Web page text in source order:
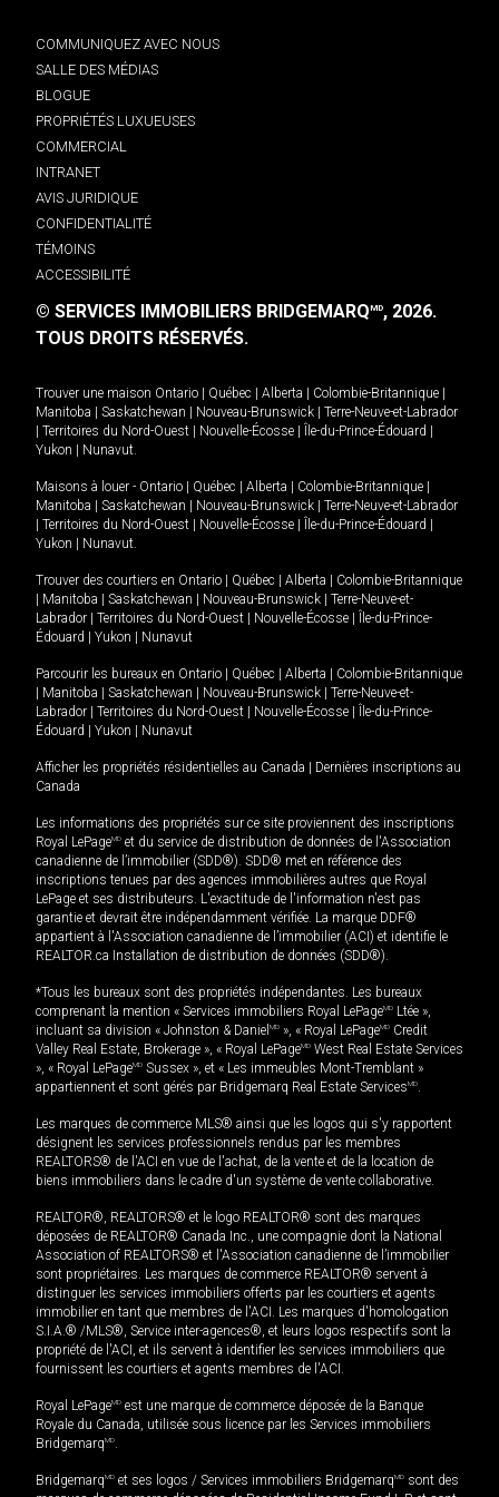
COMMUNIQUEZ AVEC NOUS
SALLE DES MÉDIAS
BLOGUE
PROPRIÉTÉS LUXUEUSES
COMMERCIAL
INTRANET
AVIS JURIDIQUE
CONFIDENTIALITÉ
TÉMOINS
ACCESSIBILITÉ
© SERVICES IMMOBILIERS BRIDGEMARQMD, 2026.
TOUS DROITS RÉSERVÉS.
Trouver une maison Ontario Québec Alberta Colombie-Britannique
Manitoba
Saskatchewan Nouveau-Brunswick
Terre-Neuve-et-Labrador
Territoires du Nord-Ouest Nouvelle-Écosse Île-du-Prince-Édouard
Yukon
Nunavut.
Maisons à louer - Ontario Québec Alberta Colombie-Britannique
Manitoba
Saskatchewan Nouveau-Brunswick
Terre-Neuve-et-Labrador
Territoires du Nord-Ouest Nouvelle-Écosse Île-du-Prince-Édouard
Yukon
Nunavut.
Trouver des courtiers en Ontario Québec Alberta
Colombie-Britannique
Manitoba Saskatchewan Nouveau-Brunswick
Terre-Neuve-et-
Labrador
Territoires du Nord-Ouest Nouvelle-Écosse
Île-du-Prince-
Édouard
Yukon Nunavut
Parcourir les bureaux en Ontario Québec Alberta
Colombie-Britannique
Manitoba Saskatchewan Nouveau-Brunswick
Terre-Neuve-et-
Labrador
Territoires du Nord-Ouest Nouvelle-Écosse
Île-du-Prince-
Édouard
Yukon Nunavut
Afficher les propriétés résidentielles au Canada
Dernières inscriptions au
Canada
Les informations des propriétés sur ce site proviennent des inscriptions
Royal LePageMD et du service de distribution de données de l'Association
canadienne de l’immobilier (SDD®). SDD® met en référence des
inscriptions tenues par des agences immobilières autres que Royal
LePage et ses distributeurs. L'exactitude de l'information n'est pas
garantie et devrait être indépendamment vérifiée. La marque DDF®
appartient à l'Association canadienne de l’immobilier (ACI) et identifie le
REALTOR.ca Installation de distribution de données (SDD®).
*Tous les bureaux sont des propriétés indépendantes. Les bureaux
comprenant la mention « Services immobiliers Royal LePageMD Ltée »,
incluant sa division « Johnston & Daniel MD », « Royal LePageMD Credit
Valley Real Estate, Brokerage », « Royal LePageMD West Real Estate Services
», « Royal LePageMD Sussex », et « Les immeubles Mont-Tremblant »
appartiennent et sont gérés par Bridgemarq Real Estate ServicesMD.
Les marques de commerce MLS® ainsi que les logos qui s'y rapportent
désignent les services professionnels rendus par les membres
REALTORS® de l'ACI en vue de l'achat, de la vente et de la location de
biens immobiliers dans le cadre d'un système de vente collaborative.
REALTOR®, REALTORS® et le logo REALTOR® sont des marques
déposées de REALTOR® Canada Inc., une compagnie dont la National
Association of REALTORS® et l'Association canadienne de l’immobilier
sont propriétaires. Les marques de commerce REALTOR® servent à
distinguer les services immobiliers offerts par les courtiers et agents
immobilier en tant que membres de l'ACI. Les marques d'homologation
S.I.A.® /MLS®, Service inter-agences®, et leurs logos respectifs sont la
propriété de l'ACI, et ils servent à identifier les services immobiliers que
fournissent les courtiers et agents membres de l'ACI.
Royal LePageMD est une marque de commerce déposée de la Banque
Royale du Canada, utilisée sous licence par les Services immobiliers
BridgemarqMD.
BridgemarqMD et ses logos / Services immobiliers BridgemarqMD sont des